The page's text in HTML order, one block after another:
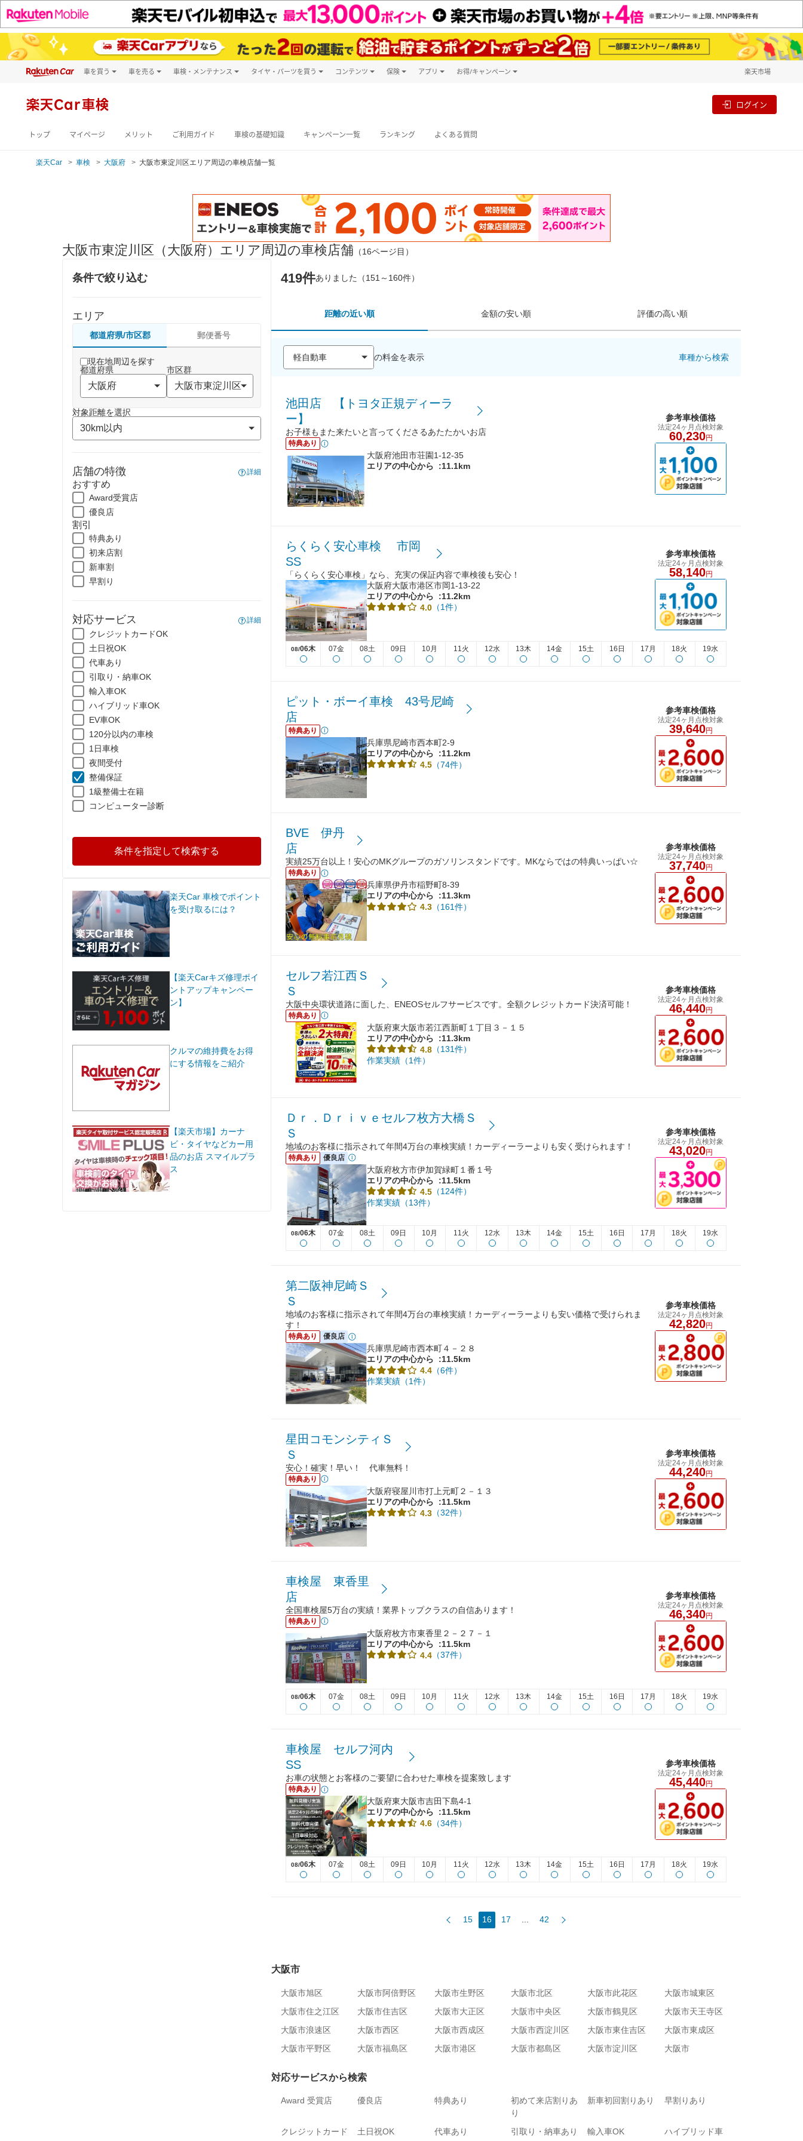
車を買う
新車
車を売る 車検・メンテナンス タイヤ・パーツを買う コンテンツ 保険 アプリ お得/キャンペーン 楽天市場
楽天Car車検 ログイン
トップ マイページ メリット ご利用ガイド 車検の基礎知識 キャンペーン一覧 ランキング よくある質問
楽天Car 車検 大阪府 大阪市東淀川区エリア周辺の車検店舗一覧
大阪市東淀川区（大阪府）エリア周辺の車検店舗 （16ページ目）
条件で絞り込む
エリア
都道府県/市区郡 郵便番号
現在地周辺を探す
都道府県
市区群
対象距離を選択
店舗の特徴 詳細
おすすめ
Award受賞店
優良店
割引
特典あり
初来店割
新車割
早割り
対応サービス 詳細
クレジットカードOK
土日祝OK
代車あり
引取り・納車OK
輸入車OK
ハイブリッド車OK
EV車OK
120分以内の車検
1日車検
夜間受付
整備保証
1級整備士在籍
コンピューター診断
条件を指定して検索する
楽天Car 車検でポイント
を受け取るには？
【楽天Carキズ修理ポイ
ントアップキャンペー
ン】
クルマの維持費をお得
にする情報をご紹介
【楽天市場】カーナ
ビ・タイヤなどカー用
品のお店 スマイルプラ
ス
419件ありました（151～160件）
距離の近い順 金額の安い順 評価の高い順
の料金を表示 車種から検索
池田店 【トヨタ正規ディーラ
ー】
お子様もまた来たいと言ってくださるあたたかいお店
特典あり
大阪府池田市荘園1-12-35
エリアの中心から
:11.1km
参考車検価格
法定24ヶ月点検対象
60,230円
らくらく安心車検 市岡
SS
「らくらく安心車検」なら、充実の保証内容で車検後も安心！
大阪府大阪市港区市岡1-13-22
エリアの中心から
:11.2km
4.0 （1件）
参考車検価格
法定24ヶ月点検対象
58,140円
08/06木 07金 08土 09日 10月 11火 12水 13木 14金 15土 16日 17月 18火 19水
ピット・ボーイ車検 43号尼崎
店
特典あり
兵庫県尼崎市西本町2-9
エリアの中心から
:11.2km
4.5 （74件）
参考車検価格
法定24ヶ月点検対象
39,640円
BVE 伊丹
店
実績25万台以上！安心のMKグループのガソリンスタンドです。MKならではの特典いっぱい☆
特典あり
兵庫県伊丹市稲野町8-39
エリアの中心から
:11.3km
4.3 （161件）
参考車検価格
法定24ヶ月点検対象
37,740円
セルフ若江西Ｓ
Ｓ
大阪中央環状道路に面した、ENEOSセルフサービスです。全額クレジットカード決済可能！
特典あり
大阪府東大阪市若江西新町１丁目３－１５
エリアの中心から
:11.3km
4.8 （131件）
作業実績（1件）
参考車検価格
法定24ヶ月点検対象
46,440円
Ｄｒ．Ｄｒｉｖｅセルフ枚方大橋Ｓ
Ｓ
地域のお客様に指示されて年間4万台の車検実績！カーディーラーよりも安く受けられます！
特典あり 優良店
大阪府枚方市伊加賀緑町１番１号
エリアの中心から
:11.5km
4.5 （124件）
作業実績（13件）
参考車検価格
法定24ヶ月点検対象
43,020円
08/06木 07金 08土 09日 10月 11火 12水 13木 14金 15土 16日 17月 18火 19水
第二阪神尼崎Ｓ
Ｓ
地域のお客様に指示されて年間4万台の車検実績！カーディーラーよりも安い価格で受けられま
す！
特典あり 優良店
兵庫県尼崎市西本町４－２８
エリアの中心から
:11.5km
4.4 （6件）
作業実績（1件）
参考車検価格
法定24ヶ月点検対象
42,820円
星田コモンシティＳ
Ｓ
安心！確実！早い！ 代車無料！
特典あり
大阪府寝屋川市打上元町２－１３
エリアの中心から
:11.5km
4.3 （32件）
参考車検価格
法定24ヶ月点検対象
44,240円
車検屋 東香里
店
全国車検屋5万台の実績！業界トップクラスの自信あります！
特典あり
大阪府枚方市東香里２－２７－１
エリアの中心から
:11.5km
4.4 （37件）
参考車検価格
法定24ヶ月点検対象
46,340円
08/06木 07金 08土 09日 10月 11火 12水 13木 14金 15土 16日 17月 18火 19水
車検屋 セルフ河内
SS
お車の状態とお客様のご要望に合わせた車検を提案致します
特典あり
大阪府東大阪市吉田下島4-1
エリアの中心から
:11.5km
4.6 （34件）
参考車検価格
法定24ヶ月点検対象
45,440円
08/06木 07金 08土 09日 10月 11火 12水 13木 14金 15土 16日 17月 18火 19水
15 16 17 ... 42
大阪市
大阪市旭区 大阪市阿倍野区 大阪市生野区 大阪市北区 大阪市此花区
大阪市城東区
大阪市住之江区
大阪市住吉区 大阪市大正区 大阪市中央区 大阪市鶴見区
大阪市天王寺区
大阪市浪速区
大阪市西区 大阪市西成区 大阪市西淀川区 大阪市東住吉区
大阪市東成区
大阪市平野区
大阪市福島区 大阪市港区 大阪市都島区 大阪市淀川区 大阪市
対応サービスから検索
Award 受賞店 優良店 特典あり
初めて来店割りあ
り
新車初回割りあり 早割りあり
クレジットカード
土日祝OK 代車あり 引取り・納車あり 輸入車OK
ハイブリッド車